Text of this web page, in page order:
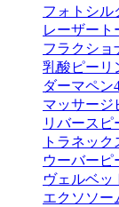
フォトシル
レーザート
フラクショ
乳酸ピーリ
ダーマペン
マッサージ
リバースピ
トラネッ
ウーバーピ
ヴェルベッ
エクソソー